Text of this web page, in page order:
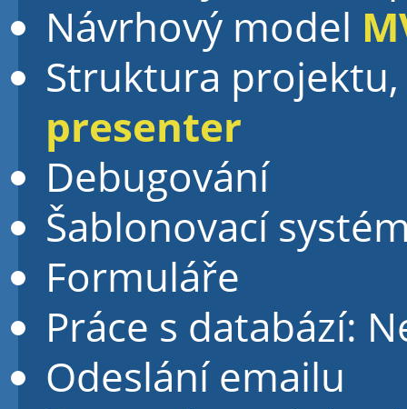
Návrhový model
Struktura
presenter
Debugování
Šablonovací
Formuláře
Práce s databází:
Odeslání emailu